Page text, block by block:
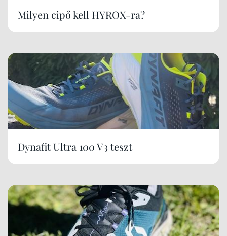
Milyen cipő kell HYROX-ra?
Dynafit Ultra 100 V3 teszt